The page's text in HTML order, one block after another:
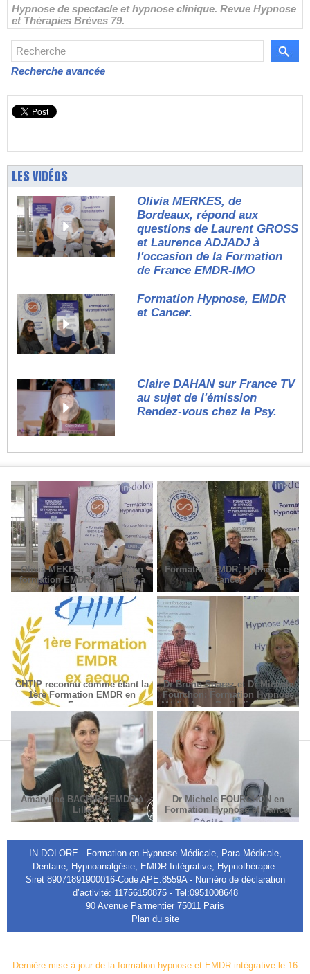
Hypnose de spectacle et hypnose clinique. Revue Hypnose
et Thérapies Brèves 79.
Recherche avancée
LES VIDÉOS
Olivia MERKES, de
Bordeaux, répond aux
questions de Laurent GROSS
et Laurence ADJADJ à
l'occasion de la Formation
de France EMDR-IMO
Formation Hypnose, EMDR
et Cancer.
Claire DAHAN sur France TV
au sujet de l'émission
Rendez-vous chez le Psy.
Olivia MEKES, Bordeaux, en
formation EMDR Intégrative à
Paris
Formation EMDR, Hypnose et
Cancer
CHTIP reconnu comme étant la
1ère Formation EMDR en
France
Dr Bruno Suarez et Dr Michèle
Fourchon: Formation Hypnose
Médicale en Radiodiagnostic et
Radiothérapie.
Amaryline BACHIRI, EMDR à
Lille
Dr Michele FOURCHON en
Formation Hypnose et Cancer
IN-DOLORE - Formation en Hypnose Médicale, Para-Médicale,
Dentaire, Hypnoanalgésie, EMDR Intégrative, Hypnothérapie.
Siret 89071891900016-Code APE:8559A - Numéro de déclaration
d’activité: 11756150875 - Tel:0951008648
90 Avenue Parmentier 75011 Paris
Plan du site
Dernière mise à jour de la formation hypnose et EMDR intégrative le 16